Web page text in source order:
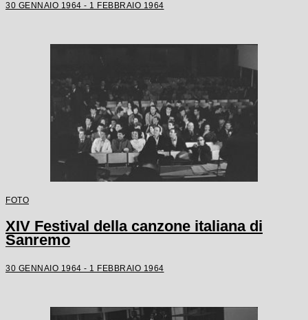
30 GENNAIO 1964 - 1 FEBBRAIO 1964
FOTO
XIV Festival della canzone italiana di
Sanremo
30 GENNAIO 1964 - 1 FEBBRAIO 1964